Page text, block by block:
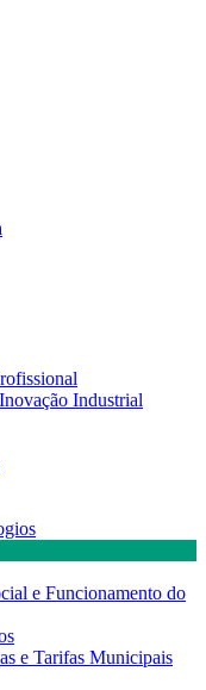
Industrial
e Funcionamento do
e Tarifas Municipais